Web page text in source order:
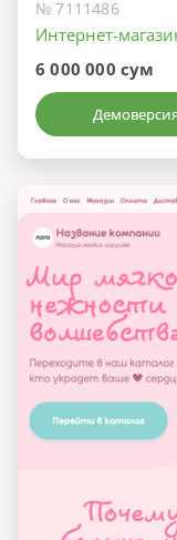
№ 7111486
Интернет-
6 000 000 сум